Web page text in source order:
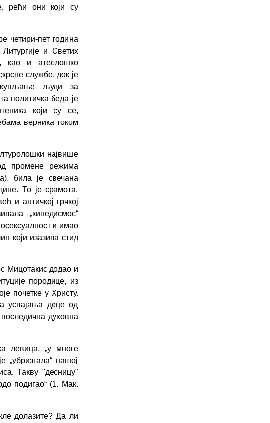
рећи они који су
четири-пет година
и Светих
као и атеолошко
службе, док је
људи за
политичка беда је
који су се,
верника током
највише
промене режима
била је свечана
То је срамота,
и античкој грчкој
„кинедисмос“
и имао
који изазива стид
Мицотакис додао и
породице, из
почетке у Христу.
усвајања деце од
последична духовна
левица, „у многе
„убризгала“ нашој
Такву "десницу"
подигао“ (1. Мак.
долазите? Да ли